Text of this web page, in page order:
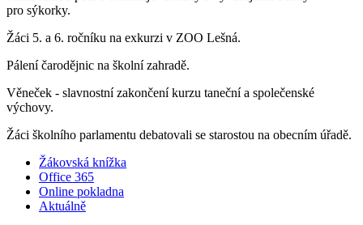
pro sýkorky.
Žáci 5. a 6. ročníku na exkurzi v ZOO Lešná.
Pálení čarodějnic na školní zahradě.
Věneček - slavnostní zakončení kurzu taneční a společenské
výchovy.
Žáci školního parlamentu debatovali se starostou na obecním úřadě.
Žákovská knížka
Office 365
Online pokladna
Aktuálně